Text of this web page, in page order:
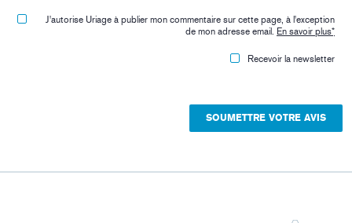
J'autorise Uriage à publier mon commentaire sur cette page, à l'exception
de mon adresse email. En savoir plus*
Recevoir la newsletter